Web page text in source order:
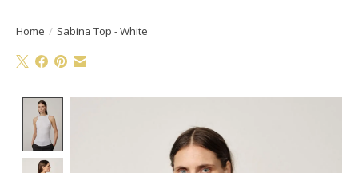
Home / Sabina Top - White